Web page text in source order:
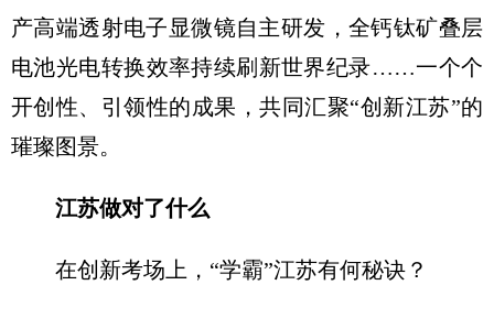
产高端透射电子显微镜自主研发，全钙钛矿叠层
电池光电转换效率持续刷新世界纪录……一个个
开创性、引领性的成果，共同汇聚“创新江苏”的
璀璨图景。
江苏做对了什么
在创新考场上，“学霸”江苏有何秘诀？